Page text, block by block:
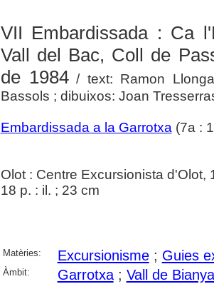
VII Embardissada : Ca
Vall del Bac, Coll de
de 1984 / text: Ramon
Bassols ; dibuixos: Joan
Embardissada a la Garrotxa(7a :
Olot : Centre Excursionista d'Olot,
18 p. : il. ; 23 cm
Matèries: Excursionisme; Guies
Àmbit: Garrotxa; Vall de